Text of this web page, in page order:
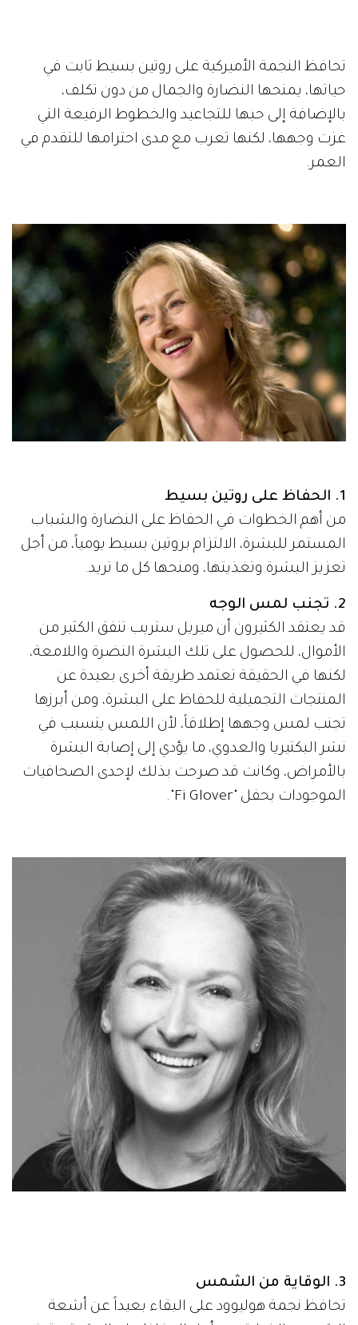
تحافظ النجمة الأميركية على روتين بسيط ثابت في
حياتها، يمنحها النضارة والجمال من دون تكلف،
بالإضافة إلى حبها للتجاعيد والخطوط الرفيعة التي
غزت وجهها، لكنها تعرب مع مدى احترامها للتقدم في
العمر.
1. الحفاظ على روتين بسيط
من أهم الخطوات في الحفاظ على النضارة والشباب
المستمر للبشرة، الالتزام بروتين بسيط يومياً، من أجل
تعزيز البشرة وتغذيتها، ومنحها كل ما تريد.
2. تجنب لمس الوجه
قد يعتقد الكثيرون أن ميريل ستريب تنفق الكثير من
الأموال، للحصول على تلك البشرة النضرة واللامعة،
لكنها في الحقيقة تعتمد طريقة أخرى بعيدة عن
المنتجات التجميلية للحفاظ على البشرة، ومن أبرزها
تجنب لمس وجهها إطلاقاً، لأن اللمس يتسبب في
نشر البكتيريا والعدوي، ما يؤدي إلى إصابة البشرة
بالأمراض، وكانت قد صرحت بذلك لإحدى الصحافيات
الموجودات بحفل "Fi Glover".
3. الوقاية من الشمس
تحافظ نجمة هوليوود على البقاء بعيداً عن أشعة